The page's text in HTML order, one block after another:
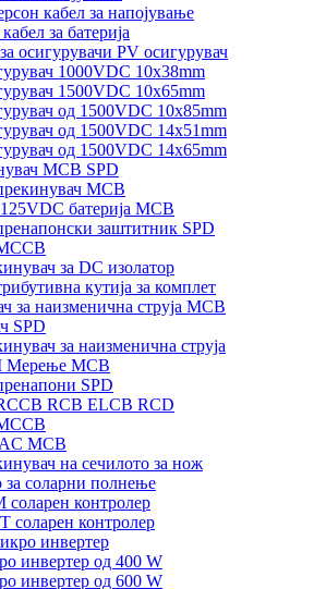
кабел за напојување
за батерија
осигурувачи PV осигурувач
1000VDC 10x38mm
1500VDC 10x65mm
од 1500VDC 10x85mm
од 1500VDC 14x51mm
од 1500VDC 14x65mm
MCB SPD
MCB
батерија MCB
заштитник SPD
за DC изолатор
кутија за комплет
за наизменична струја MCB
SPD
за наизменична струја
Мерење MCB
SPD
RCB ELCB RCD
MCB
на сечилото за нож
за соларни полнење
соларен контролер
соларен контролер
инвертер
инвертер од 400 W
инвертер од 600 W